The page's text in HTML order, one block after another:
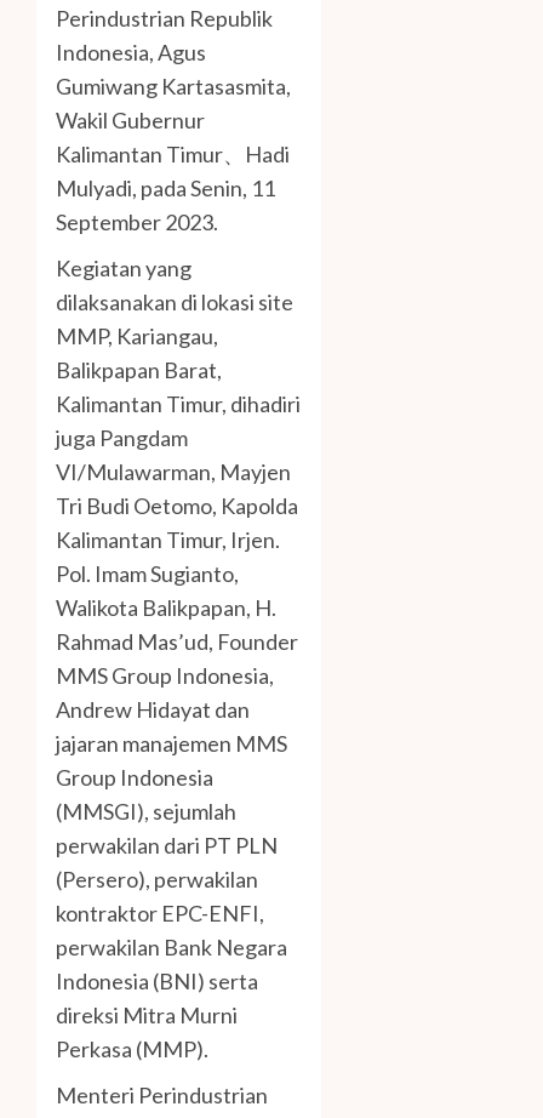
Perindustrian Republik
Indonesia, Agus
Gumiwang Kartasasmita,
Wakil Gubernur
Kalimantan Timur、Hadi
Mulyadi, pada Senin, 11
September 2023.
Kegiatan yang
dilaksanakan di lokasi site
MMP, Kariangau,
Balikpapan Barat,
Kalimantan Timur, dihadiri
juga Pangdam
VI/Mulawarman, Mayjen
Tri Budi Oetomo, Kapolda
Kalimantan Timur, Irjen.
Pol. Imam Sugianto,
Walikota Balikpapan, H.
Rahmad Mas’ud, Founder
MMS Group Indonesia,
Andrew Hidayat dan
jajaran manajemen MMS
Group Indonesia
(MMSGI), sejumlah
perwakilan dari PT PLN
(Persero), perwakilan
kontraktor EPC-ENFI,
perwakilan Bank Negara
Indonesia (BNI) serta
direksi Mitra Murni
Perkasa (MMP).
Menteri Perindustrian